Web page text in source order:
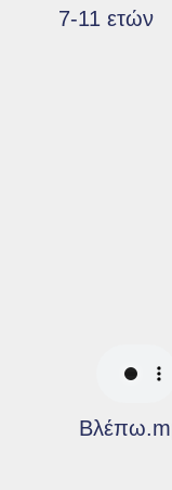
7-11 ετών